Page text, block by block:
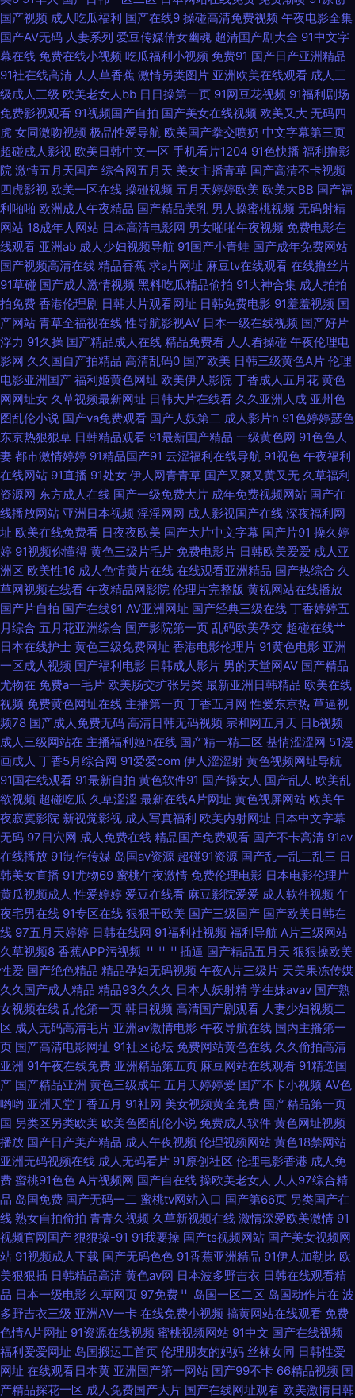
精品 韩日韩黄色 三级网址在线播放 a片三级片 九一网站免费看 午夜传媒福
利 A片视屏 久久中文字幕精品人妻 午夜褔利AV网 草莓视频COP 老司机亚洲
影院 国产a算你色视频 日韩av小说网站大全 91视屏免费观看 韩国少妇人妻
超碰 日日曹干 91中文国产精品 黑丝无码Av 天天色天天狼 日本黄页免费 韩
日乱色 少妇成人在线 97人妻福利视频导航 九一传媒网站入口 天天久久视频
av福利资源导航 精品自拍4 天天天天艹 www91一区 天天操B视频 俺去啦影
音先锋 欧美老少重口味乱搞 91大赛福利视频 国产91芒果星空传媒 日韩AB电
影一道本 91网址午夜 91影音 日本偷拍五区 97超碰无码 精品国产欧美日韩
午夜毛片网址 传媒视频五区 丝袜熟女中文字幕 美女自慰喷水网站 亚洲最大
撸炮在线播放 韩国av在线免费观 天天操操操丝袜 俺去也激情综合网 老司机
午夜剧场免费 亚洲性爱欧美 大香蕉情 人人搞超碰免费 91每日更新 九一传媒
香蕉视频官网 成人免费视频在线观看 欧美人zozo特 91草视频 国产精品久久
视频 日本精品人妖五区 91在线观看免费蜜桃 久久嫩草精品 亚洲综合自拍a
片 豆花在线免费 日本AV中文字幕 91香蕉视频www 激情色色 微拍91 www
人人肏 美女人人操 91疯狂高潮对白拿下 加勒比av综合影院 亚洲黄色官网 大
香蕉伊人AV 青青草精品资源站 91试看小视频网站 后入黑丝高跟美女 五月天
狼人av综合网 老司机久看成人在线 中日韩三级片 国产视频福利 天天干天天
舔天天日 爱豆传媒九色视频 免费无码无遮挡网站 91操网 国产色av 色图社区
在线 国产十区视频 天天搞天天骚天天操 超碰97人人调教 男人天堂无码av
91操操操吧 国产午夜诱惑 婷婷五月天激情图片 肏屄综合 日本操逼片 97资源
色 麻豆三级视频 自拍六区 国产视频在线看 熟妇国产免费一区 俺去也官网 蜜
臀91久久国产人妻 91变态视频 激情四方色播 亚洲成人福利av导航 国产传媒
精选 日韩性爱网址 ts伪娘自慰网站导航 美女91知视频 2026在线h网 国模宾
馆自拍 天天干精品视频 成人不卡一区在线 日本操逼福利在线 老司机福利经
典视频 2026国产传媒视频 国产又爽又黄在线看 婷婷久久综合影音先锋 东京
热色色视频 日韩国产二区三区四区 爱豆传媒视频在线观看 欧美性天天操 97
国产视频在线观看 老司机熟女伦理 91官网一匹二区 黄色三级片视频 尤物在
线视频一区二区 欧美少妇A级片 超碰狠狠操 日本女优婷婷 超碰三级 少妇超
碰在线播放 超碰97碰 日韩国国产成人 久久一品熟妇 91大神精品在线 精东传
媒毛片 伊人大向焦91乱 黑人大吊后入 香蕉在线观看 超碰97人人摸 日本不卡
视频 av天堂网址 欧美激情熟妇 91视在线视频 久久机热精品自偷拍 91传媒视
频网站 精品不卡网 亚洲中文日韩tv 国产人妖视频在线播放 午夜福利导航
www 海角社区猫先生 亚洲黑料1区2区 国产精品91综合另类 天天草草天天
色色 成人永久福利在线观看 日韩三级片AV网 超碰人妻色 日本欧美久久免费
进入 wwwh片在线看ww 欧美性色网 97自拍视频 女同色情 91丝足 美女超碰
国产视频 成人吃瓜福利 国产在线9 操碰高清免费视频 午夜电影全集
国产AV无码 人妻系列 爱豆传媒倩女幽魂 超清国产剧大全 91中文字
幕在线 免费在线小视频 吃瓜福利小视频 免费91 国产日产亚洲精品
91社在线高清 人人草香蕉 激情另类图片 亚洲欧美在线观看 成人三
级成人三级 欧美老女人bb 日日操第一页 91网豆花视频 91福利剧场
免费影视观看 91视频国产自拍 国产美女在线视频 欧美又大 无码四
虎 女同激吻视频 极品性爱导航 欧美国产拳交喷奶 中文字幕第三页
超碰成人影视 欧美日韩中文一区 手机看片1204 91色快播 福利撸影
院 激情五月天国产 综合网五月天 美女主播青草 国产高清不卡视频
四虎影视 欧美一区在线 操碰视频 五月天婷婷欧美 欧美大BB 国产福
利啪啪 欧洲成人午夜精品 国产精品美乳 男人操蜜桃视频 无码射精
网站 18成年人网站 日本高清电影网 男女啪啪午夜视频 免费电影在
线观看 亚洲ab 成人少妇视频导航 91国产小青蛙 国产成年免费网站
国产视频高清在线 精品香蕉 求a片网址 麻豆tv在线观看 在线撸丝片
91草碰 国产成人激情视频 黑料吃瓜精品偷拍 91大神合集 成人拍拍
拍免费 香港伦理剧 日韩大片观看网址 日韩免费电影 91羞羞视频 国
产网站 青草全福视在线 性导航影视AV 日本一级在线视频 国产好片
浮力 91久操 国产精品成人在线 精品免费看 人人看操碰 午夜伦理电
影网 久久国自产拍精品 高清乱码0 国产欧美 日韩三级黄色A片 伦理
电影亚洲国产 福利姬黄色网址 欧美伊人影院 丁香成人五月花 黄色
网网址女 久草视频最新网址 日韩大片在线看 久久亚洲人成 亚州色
图乱伦小说 国产va免费观看 国产人妖第二 成人影片h 91色婷婷瑟色
东京热狠狠草 日韩精品观看 91最新国产精品 一级黄色网 91色色人
妻 都市激情婷婷 91精品国产91 云涩福利在线导航 91视色 午夜福利
在线网站 91直播 91处女 伊人网青青草 国产又爽又黄又无 久草福利
资源网 东方成人在线 国产一级免费大片 成年免费视频网站 国产在
线播放网站 亚洲日本视频 淫淫网网 成人影视国产在线 深夜福利网
址 欧美在线免费看 日夜夜欧美 国产大片中文字幕 国产片91 操久婷
婷 91视频你懂得 黄色三级片毛片 免费电影片 日韩欧美爱爱 成人亚
洲区 欧美性16 成人色情黄片在线 在线观看亚洲精品 国产热综合 久
草网视频在线看 午夜精品网影院 伦理片完整版 黄视网站在线播放
国产片自拍 国产在线91 AV亚洲网址 国产经典三级在线 丁香婷婷五
月综合 五月花亚洲综合 国产影院第一页 乱码欧美孕交 超碰在线艹
日本在线护士 黄色三级免费网址 香港电影伦理片 91黄色电影 亚洲
一区成人视频 国产福利电影 日韩成人影片 男的天堂网AV 国产精品
尤物在 免费a一毛片 欧美肠交扩张另类 最新亚洲日韩精品 欧美在线
视频 免费黄色网址在线 主播第一页 丁香五月网 性爱东京热 草逼视
频78 国产成人免费无码 高清日韩无码视频 宗和网五月天 日b视频
成人三级网站在 主播福利姬h在线 国产精一精二区 基情涩涩网 51漫
画成人 丁香5月综合网 91爱爱com 伊人涩涩射 黄色视频网址导航
91国在线观看 91最新自拍 黄色软件91 国产操女人 国产乱人 欧美乱
欲视频 超碰吃瓜 久草涩涩 最新在线A片网址 黄色视屏网站 欧美午
夜寂寞影院 新视觉影视 成人写真福利 欧美内射网址 日本中文字幕
无码 97日穴网 成人免费在线 精品国产免费观看 国产不卡高清 91av
在线播放 91制作传媒 岛国av资源 超碰91资源 国产乱一乱二乱三 日
韩美女直播 91尤物69 蜜桃午夜激情 免费伦理电影 日本电影伦理片
黄瓜视频成人 性爱婷婷 爱豆在线看 麻豆影院爱爱 成人软件视频 午
夜宅男在线 91专区在线 狠狠干欧美 国产三级国产 国产欧美日韩在
线 97五月天婷婷 日韩在线网 91福利社视频 福利导航 A片三级网站
久草视频8 香蕉APP污视频 艹艹艹插逼 国产精品五月天 狠狠操欧美
性爱 国产绝色精品 精品孕妇无码视频 午夜A片三级片 天美果冻传媒
久久国产成人精品 精品93久久久 日本人妖射精 学生妹avav 国产熟
女视频在线 乱伦第一页 韩日视频 高清国产剧观看 人妻少妇视频二
区 成人无码高清毛片 亚洲av激情电影 午夜导航在线 国内主播第一
页 国产高清电影网址 91社区论坛 免费网站黄色在线 久久偷拍高清
亚洲 91午夜在线免费 亚洲精品第五页 麻豆网站在线观看 91精选国
产 国产精品亚洲 黄色三级成年 五月天婷婷爱 国产不卡小视频 AV色
哟哟 亚洲天堂丁香五月 91社网 美女视频黄全免费 国产精品第一页
国 另类区另类欧美 欧美色图乱伦小说 免费成人软件 黄色网址视频
播放 国产日产美产精品 成人午夜视频 伦理视频网站 黄色18禁网站
亚洲无码视频在线 成人无码看片 91原创社区 伦理电影香港 成人免
费 蜜桃91色色 A片视频网 国产自在线 操欧美老女人 人人97综合精
品 岛国免费 国产无码一二 蜜桃tv网站入口 国产第66页 另类国产在
线 熟女自拍偷拍 青青久视频 久草新视频在线 激情深爱欧美激情 91
视频官网国产 狠狠操-91 91我要操 国产ts视频网站 国产美女视频网
站 91视频成人下载 国产无码色色 91香蕉亚洲精品 91伊人加勒比 欧
美狠狠插 日韩精品高清 黄色av网 日本波多野吉衣 日韩在线观看精
品 日本一级电影 久草网页 97免费艹 岛国一区二区 岛国动作片在 波
多野吉衣三级 亚洲AV一卡 在线免费小视频 搞黄网站在线观看 免费
色情A片网扯 91资源在线视频 蜜桃视频网站 91中文 国产在线视频
福利爱爱网址 岛国搬运工首页 伦理朋友的妈妈 丝袜女同 日韩性爱
网址 在线观看日本黄 亚洲国产第一网站 国产99不卡 66精品视频 国
产精品探花一区 成人免费国产大片 国产在线网址观看 欧美激情日韩